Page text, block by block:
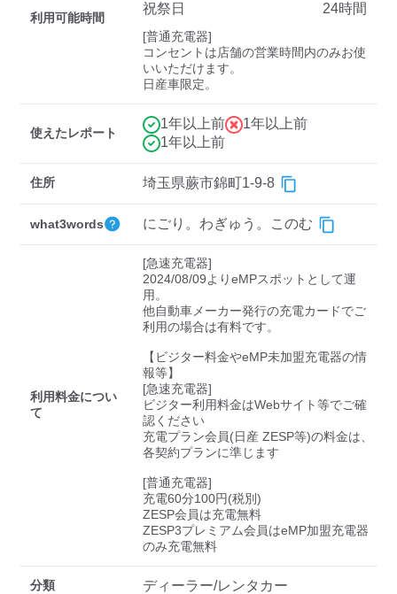
すべて 中速-20kW-以上
利用可能時間
祝祭日
24時間
[普通充電器]
コンセントは店舗の営業時間内のみお使
いいただけます。
日産車限定。
使えたレポート
1年以上前
1年以上前
1年以上前
住所 埼玉県蕨市錦町1-9-8
what3words にごり。わぎゅう。このむ
利用料金につい
て
[急速充電器]
2024/08/09よりeMPスポットとして運
用。
他自動車メーカー発行の充電カードでご
利用の場合は有料です。
【ビジター料金やeMP未加盟充電器の情
報等】
[急速充電器]
ビジター利用料金はWebサイト等でご確
認ください
充電プラン会員(日産 ZESP等)の料金は、
各契約プランに準じます
[普通充電器]
充電60分100円(税別)
ZESP会員は充電無料
ZESP3プレミアム会員はeMP加盟充電器
のみ充電無料
分類 ディーラー/レンタカー